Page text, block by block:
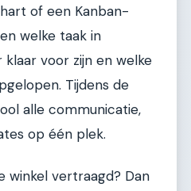
of een Kanban-
welke taak in
klaar voor zijn en welke
Tijdens de
alle communicatie,
op één plek.
winkel vertraagd? Dan